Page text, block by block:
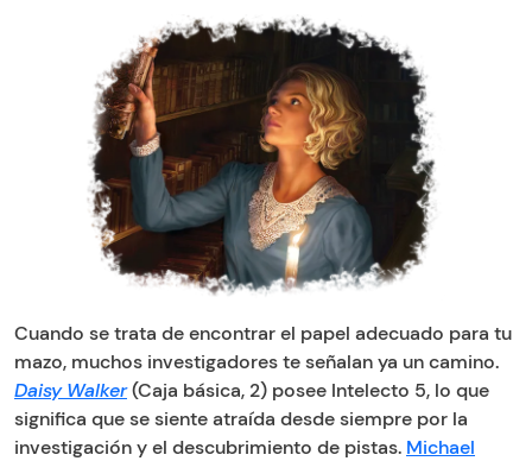
Cuando se trata de encontrar el papel adecuado para tu
mazo, muchos investigadores te señalan ya un camino.
Daisy Walker(Caja básica, 2) posee Intelecto 5, lo que
significa que se siente atraída desde siempre por la
investigación y el descubrimiento de pistas. Michael